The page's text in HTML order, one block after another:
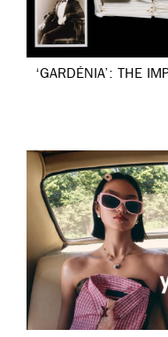
‘GARDÉNIA’: THE